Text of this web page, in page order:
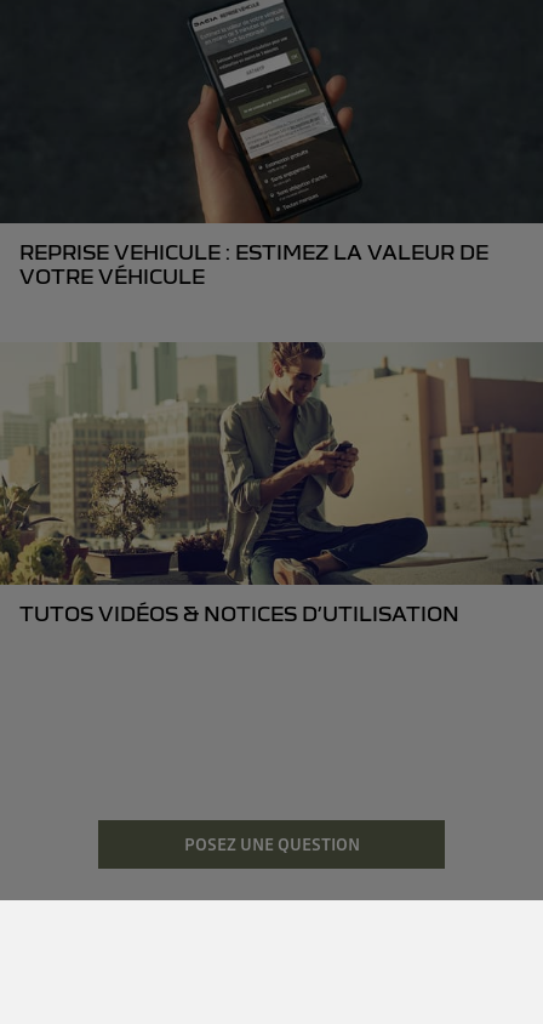
REPRISE VEHICULE : ESTIMEZ LA VALEUR DE
VOTRE VÉHICULE
TUTOS VIDÉOS & NOTICES D’UTILISATION
POSEZ UNE QUESTION